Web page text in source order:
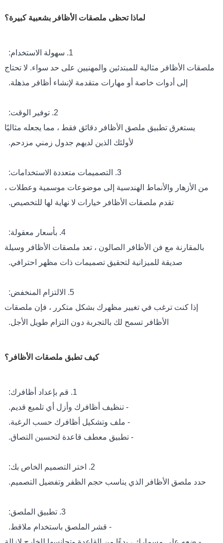
لماذا تحظى ملصقات الأظافر بشعبية كبيرة؟
1. سهولة الاستخدام:
ملصقات الأظافر مثالية للمبتدئين والمهنيين على حد سواء. لا تحتاج
إلى أدوات خاصة أو مهارات متقدمة لإنشاء أظافر مذهلة.
2. توفير الوقت:
يستغرق تطبيق ملصق الأظافر دقائق فقط ، مما يجعله مثاليًا
لأولئك الذين لديهم جدول زمني مزدحم.
3. التصميمات متعددة الاستخدامات:
من الأزهار والأنماط الهندسية إلى موضوعات موسمية وعطلات ،
تقدم ملصقات الأظافر خيارات لا نهاية لها للتخصيص.
4. بأسعار معقولة:
بالمقارنة مع فن الأظافر الصالون ، تعد ملصقات الأظافر وسيلة
صديقة للميزانية لتحقيق تصميمات ذات مظهر احترافي.
5. الالتزام المنخفض:
إذا كنت ترغب في تغيير مظهرك بشكل متكرر ، فإن ملصقات
الأظافر تسمح لك بالتجربة دون التزام طويل الأجل.
كيف تطبق ملصقات الأظافر؟
1. قم بإعداد أظافرك:
- تنظيف أظافرك وأزل أي تلميع قديم.
- ملف وتشكيل أظافرك حسب الرغبة.
- تطبيق معطف قاعدة لتحسين التصاق.
2. اختر التصميم الخاص بك:
حدد ملصق الأظافر الذي يناسب حجم الظفر وتفضيل التصميم.
3. تطبيق الملصق:
- قشر الملصق باستخدام ملاقط.